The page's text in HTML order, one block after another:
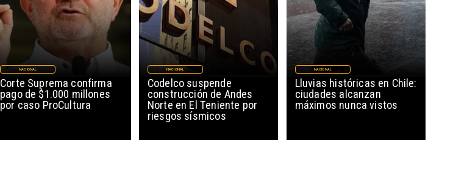
Corte Suprema confirma
pago de $1.000 millones
por caso ProCultura
NACIONAL
Codelco suspende
construcción de Andes
Norte en El Teniente por
riesgos sísmicos
NACIONAL
Lluvias históricas en Chile:
ciudades alcanzan
máximos nunca vistos
NACIONAL